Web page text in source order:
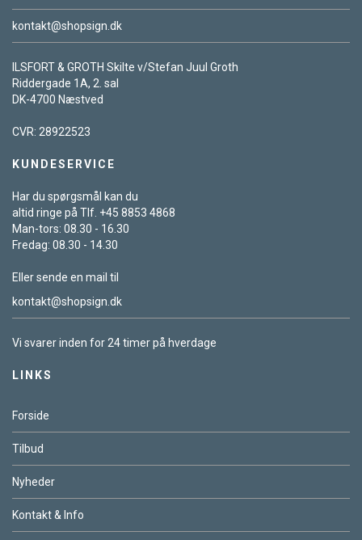
kontakt@shopsign.dk
ILSFORT & GROTH Skilte v/Stefan Juul Groth
Riddergade 1A, 2. sal
DK-4700 Næstved
CVR: 28922523
KUNDESERVICE
Har du spørgsmål kan du
altid ringe på Tlf. +45 8853 4868
Man-tors: 08.30 - 16.30
Fredag: 08.30 - 14.30
Eller sende en mail til
kontakt@shopsign.dk
Vi svarer inden for 24 timer på hverdage
LINKS
Forside
Tilbud
Nyheder
Kontakt & Info